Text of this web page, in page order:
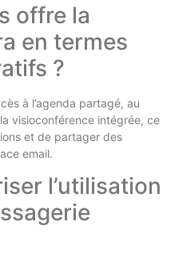
offre la
en termes
?
à l’agenda partagé, au
visioconférence intégrée, ce
et de partager des
email.
l’utilisation